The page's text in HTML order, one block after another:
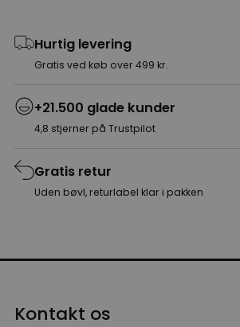
Hurtig levering
Gratis ved køb over 499 kr.
+21.500 glade kunder
4,8 stjerner på Trustpilot
Gratis retur
Uden bøvl, returlabel klar i pakken
Kontakt os